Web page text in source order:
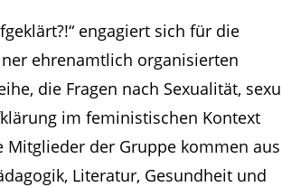
engagiert sich für die
ehrenamtlich organisierten
die Fragen nach Sexualität,
im feministischen Kontext
Mitglieder der Gruppe kommen
Literatur, Gesundheit und